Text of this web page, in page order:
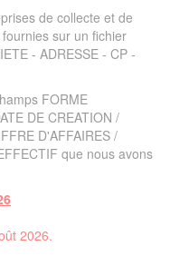
de collecte et de
sur un fichier
- ADRESSE - CP -
FORME
DE CREATION /
D'AFFAIRES /
que nous avons
2026.